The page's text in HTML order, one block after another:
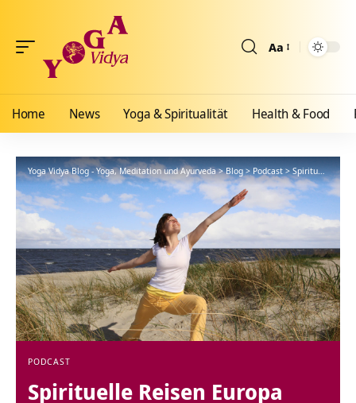
Aa
Home News Yoga & Spiritualität Health & Food
Yoga Vidya Blog - Yoga, Meditation und Ayurveda>Blog>Podcast>Spirituelle Reisen Europa
PODCAST
Spirituelle Reisen Europa